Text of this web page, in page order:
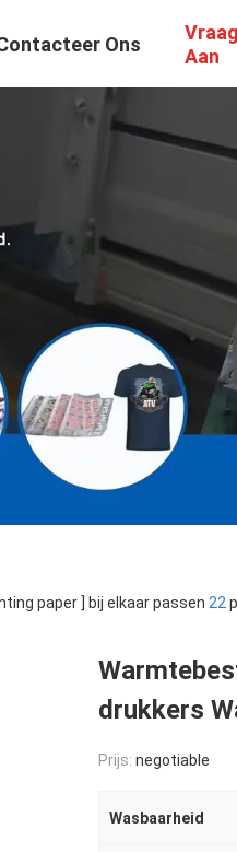
Ons
Aan
paper ] bij elkaar passen 22
drukkers
Prijs: negotiable
Wasbaarheid